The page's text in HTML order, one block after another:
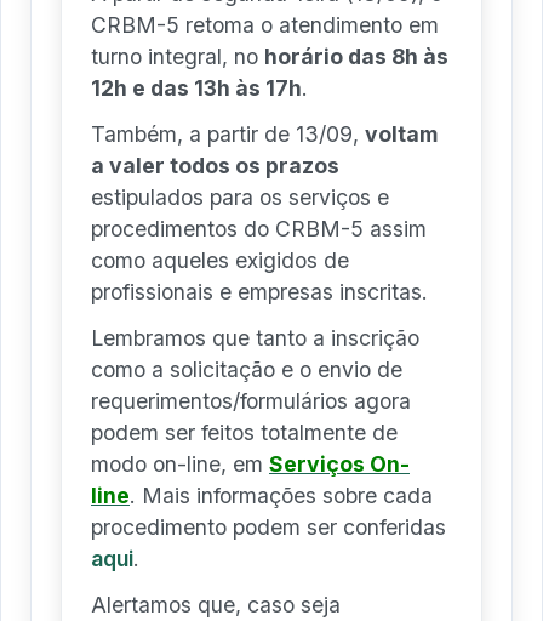
CRBM-5 retoma o atendimento em
turno integral, no horário das 8h às
12h e das 13h às 17h.
Também, a partir de 13/09, voltam
a valer todos os prazos
estipulados para os serviços e
procedimentos do CRBM-5 assim
como aqueles exigidos de
profissionais e empresas inscritas.
Lembramos que tanto a inscrição
como a solicitação e o envio de
requerimentos/formulários agora
podem ser feitos totalmente de
modo on-line, em Serviços On-
line. Mais informações sobre cada
procedimento podem ser conferidas
aqui.
Alertamos que, caso seja